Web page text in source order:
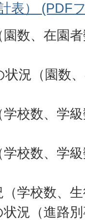
表） (PDF
数、在園
況（園数
校数、学
校数、学
学校数、
況（進路